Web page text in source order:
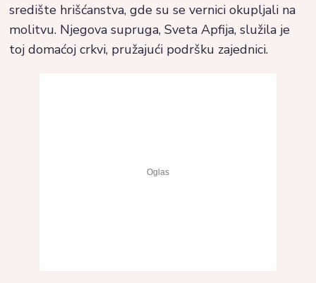
središte hrišćanstva, gde su se vernici okupljali na
molitvu. Njegova supruga, Sveta Apfija, služila je
toj domaćoj crkvi, pružajući podršku zajednici.​